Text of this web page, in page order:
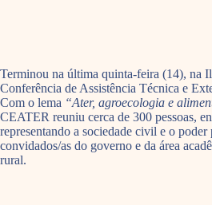
Terminou na última quinta-feira (14), na
Conferência de Assistência Técnica e
Com o lema “Ater, agroecologia e
CEATER reuniu cerca de 300 pessoas,
representando a sociedade civil e o
convidados/as do governo e da área
rural.